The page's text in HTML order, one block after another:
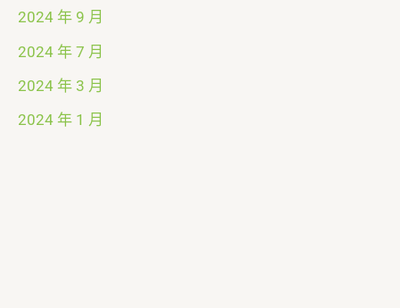
2024 年 9 月
2024 年 7 月
2024 年 3 月
2024 年 1 月